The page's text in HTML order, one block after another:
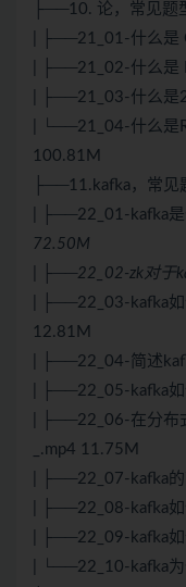
├──10. 论，常见题
| ├──21_01-什么是
| ├──21_02-什么是
| ├──21_03-什么是
| └──21_04-什么是
100.81M
├──11.kafka，常见
| ├──22_01-kafka是
72.50M
| ├──22_02-zk对于
| ├──22_03-kafka
12.81M
| ├──22_04-简述
| ├──22_05-kafka
| ├──22_06-在分布
_.mp4 11.75M
| ├──22_07-kafka
| ├──22_08-kafka
| ├──22_09-kafka
| └──22_10-kafka